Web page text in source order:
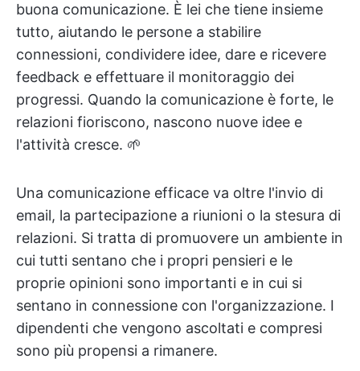
buona comunicazione. È lei che tiene insieme
tutto, aiutando le persone a stabilire
connessioni, condividere idee, dare e ricevere
feedback e effettuare il monitoraggio dei
progressi. Quando la comunicazione è forte, le
relazioni fioriscono, nascono nuove idee e
l'attività cresce. 🌱
Una comunicazione efficace va oltre l'invio di
email, la partecipazione a riunioni o la stesura di
relazioni. Si tratta di promuovere un ambiente in
cui tutti sentano che i propri pensieri e le
proprie opinioni sono importanti e in cui si
sentano in connessione con l'organizzazione. I
dipendenti che vengono ascoltati e compresi
sono più propensi a rimanere.